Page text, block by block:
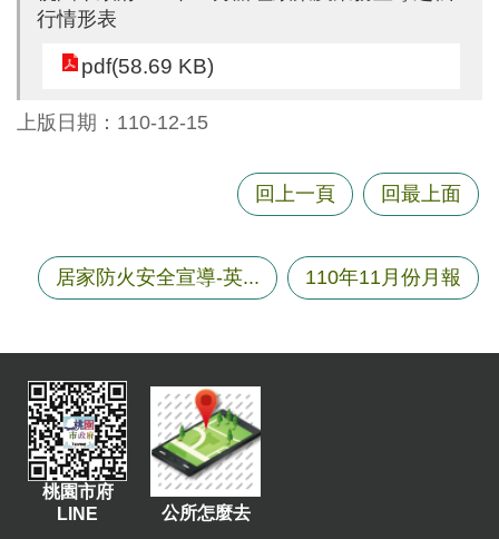
階
息
公
告
生
活
行情形表
pdf(58.69 KB)
上版日期：110-12-15
回上一頁 回最上面
居家防火安全宣導-英... 110年11月份月報
桃園市府
LINE
公所怎麼去